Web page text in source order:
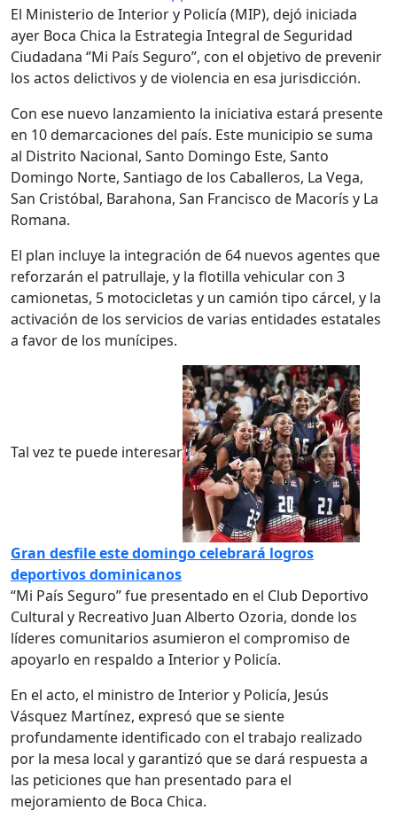
El Ministerio de Interior y Policía (MIP), dejó iniciada
ayer Boca Chica la Estrategia Integral de Seguridad
Ciudadana ‘’Mi País Seguro”, con el objetivo de prevenir
los actos delictivos y de violencia en esa jurisdicción.
Con ese nuevo lanzamiento la iniciativa estará presente
en 10 demarcaciones del país. Este municipio se suma
al Distrito Nacional, Santo Domingo Este, Santo
Domingo Norte, Santiago de los Caballeros, La Vega,
San Cristóbal, Barahona, San Francisco de Macorís y La
Romana.
El plan incluye la integración de 64 nuevos agentes que
reforzarán el patrullaje, y la flotilla vehicular con 3
camionetas, 5 motocicletas y un camión tipo cárcel, y la
activación de los servicios de varias entidades estatales
a favor de los munícipes.
Tal vez te puede interesar
Gran desfile este domingo celebrará logros
deportivos dominicanos
“Mi País Seguro” fue presentado en el Club Deportivo
Cultural y Recreativo Juan Alberto Ozoria, donde los
líderes comunitarios asumieron el compromiso de
apoyarlo en respaldo a Interior y Policía.
En el acto, el ministro de Interior y Policía, Jesús
Vásquez Martínez, expresó que se siente
profundamente identificado con el trabajo realizado
por la mesa local y garantizó que se dará respuesta a
las peticiones que han presentado para el
mejoramiento de Boca Chica.